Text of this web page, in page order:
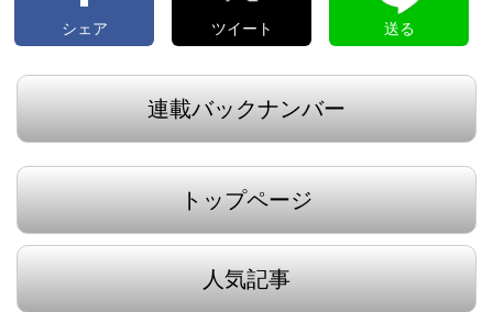
シェア ツイート 送る
連載バックナンバー
トップページ
人気記事